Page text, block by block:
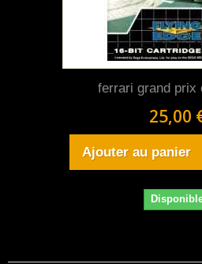
ferrari grand prix
25,00
Ajouter au panier